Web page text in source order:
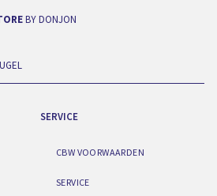
BY DONJON
SERVICE
CBW VOORWAARDEN
SERVICE